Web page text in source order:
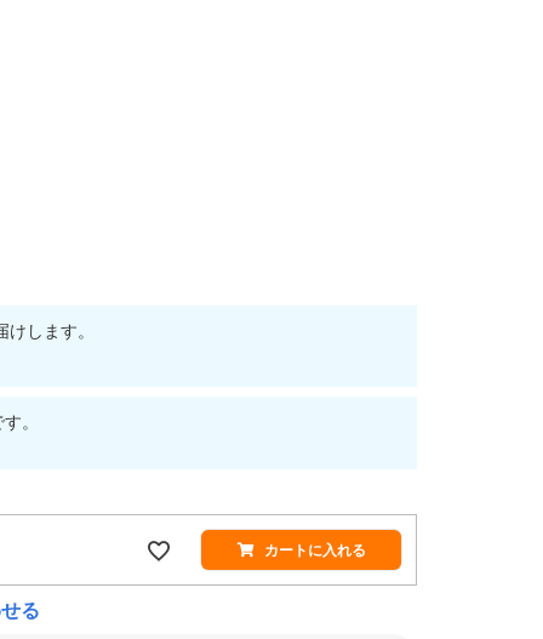
けします。
。
カートに入れる
る